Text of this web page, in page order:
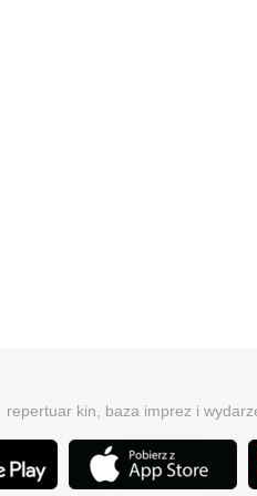
repertuar kin, baza imprez i